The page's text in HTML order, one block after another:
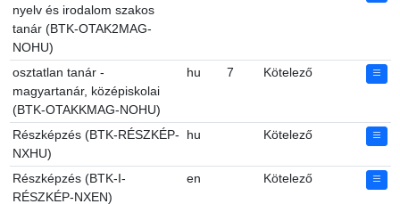
nyelv és irodalom szakos
tanár (BTK-OTAK2MAG-
NOHU)
osztatlan tanár -
magyartanár, középiskolai
(BTK-OTAKKMAG-NOHU)
hu 7 Kötelező
Részképzés (BTK-RÉSZKÉP-
NXHU)
hu Kötelező
Részképzés (BTK-I-
RÉSZKÉP-NXEN)
en Kötelező